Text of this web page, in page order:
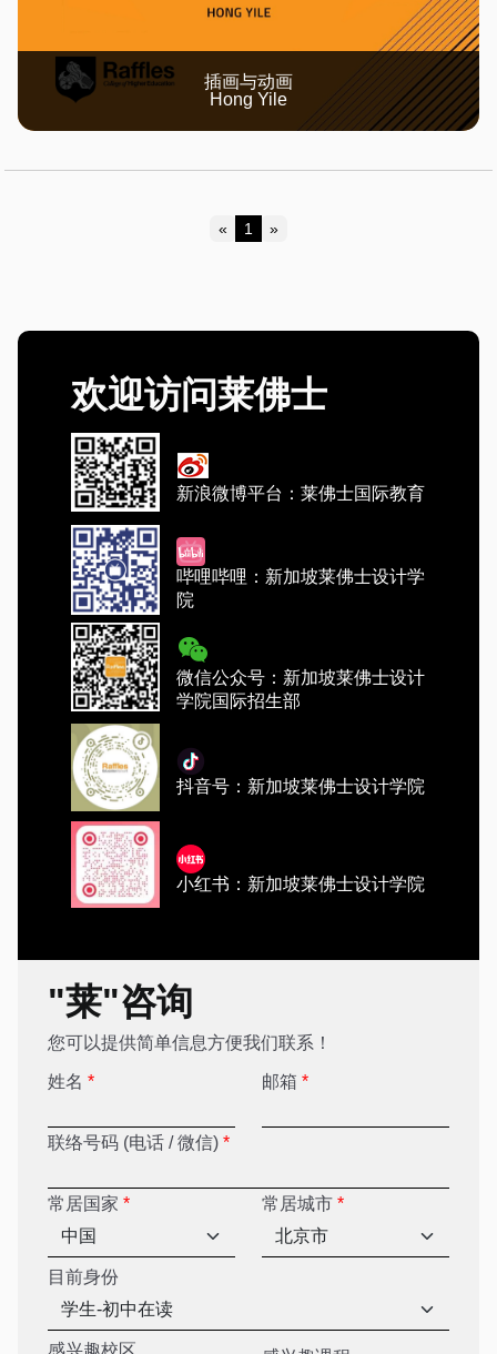
插画与动画
Hong Yile
«
Previous
1 »
Next
欢迎访问莱佛士
新浪微博平台：莱佛士国际教育
哔哩哔哩：新加坡莱佛士设计学
院
微信公众号：新加坡莱佛士设计
学院国际招生部
抖音号：新加坡莱佛士设计学院
小红书：新加坡莱佛士设计学院
"莱"咨询
您可以提供简单信息方便我们联系！
姓名 * 邮箱 *
联络号码 (电话 / 微信) *
常居国家 * 常居城市 *
目前身份